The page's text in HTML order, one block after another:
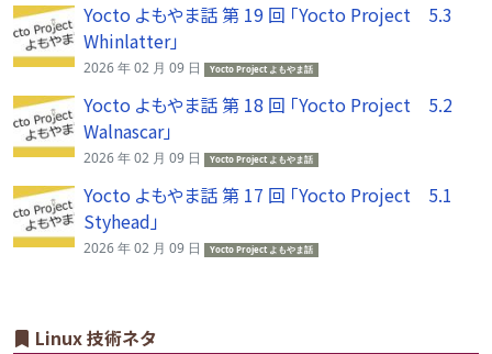
Yocto よもやま話 第 19 回 「Yocto Project 5.3
Whinlatter」
2026 年 02 月 09 日 Yocto Project よもやま話
Yocto よもやま話 第 18 回 「Yocto Project 5.2
Walnascar」
2026 年 02 月 09 日 Yocto Project よもやま話
Yocto よもやま話 第 17 回 「Yocto Project 5.1
Styhead」
2026 年 02 月 09 日 Yocto Project よもやま話
Linux 技術ネタ